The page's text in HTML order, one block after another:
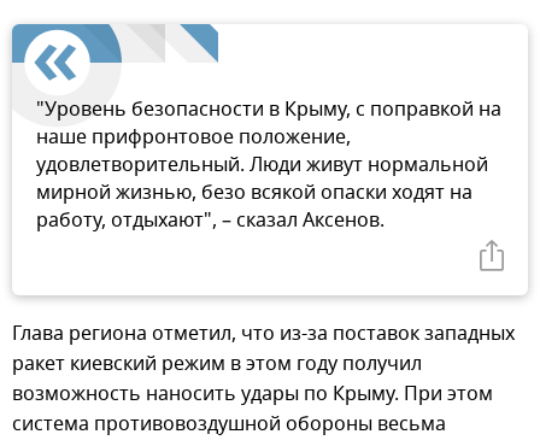
"Уровень безопасности в Крыму, с поправкой на
наше прифронтовое положение,
удовлетворительный. Люди живут нормальной
мирной жизнью, безо всякой опаски ходят на
работу, отдыхают", – сказал Аксенов.
Глава региона отметил, что из-за поставок западных
ракет киевский режим в этом году получил
возможность наносить удары по Крыму. При этом
система противовоздушной обороны весьма